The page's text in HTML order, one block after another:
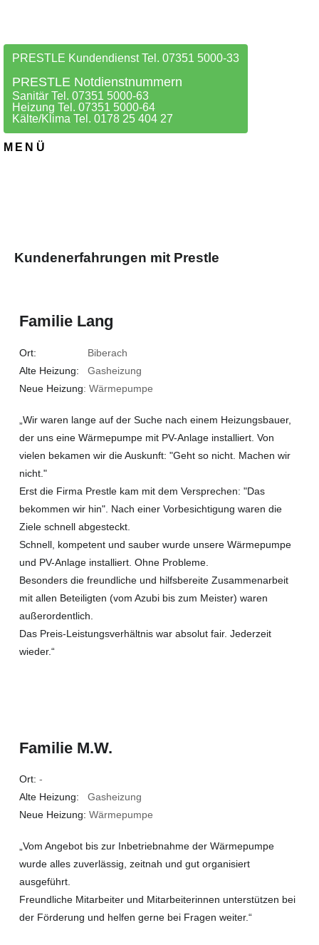
PRESTLE Kundendienst Tel. 07351 5000-33
PRESTLE Notdienstnummern
Sanitär Tel. 07351 5000-63
Heizung Tel. 07351 5000-64
Kälte/Klima Tel. 0178 25 404 27
MENÜ
Kundenerfahrungen mit Prestle
Familie Lang
Ort: Biberach
Alte Heizung: Gasheizung
Neue Heizung: Wärmepumpe
„Wir waren lange auf der Suche nach einem Heizungsbauer,
der uns eine Wärmepumpe mit PV-Anlage installiert. Von
vielen bekamen wir die Auskunft: "Geht so nicht. Machen wir
nicht."
Erst die Firma Prestle kam mit dem Versprechen: "Das
bekommen wir hin". Nach einer Vorbesichtigung waren die
Ziele schnell abgesteckt.
Schnell, kompetent und sauber wurde unsere Wärmepumpe
und PV-Anlage installiert. Ohne Probleme.
Besonders die freundliche und hilfsbereite Zusammenarbeit
mit allen Beteiligten (vom Azubi bis zum Meister) waren
außerordentlich.
Das Preis-Leistungsverhältnis war absolut fair. Jederzeit
wieder.“
Familie M.W.
Ort: -
Alte Heizung: Gasheizung
Neue Heizung: Wärmepumpe
„Vom Angebot bis zur Inbetriebnahme der Wärmepumpe
wurde alles zuverlässig, zeitnah und gut organisiert
ausgeführt.
Freundliche Mitarbeiter und Mitarbeiterinnen unterstützen bei
der Förderung und helfen gerne bei Fragen weiter.“